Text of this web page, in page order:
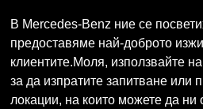
В Mercedes-Benz ние се
предоставяме най-доброто
клиентите.Моля, използвайте
за да изпратите запитване или
локации, на които можете да ни